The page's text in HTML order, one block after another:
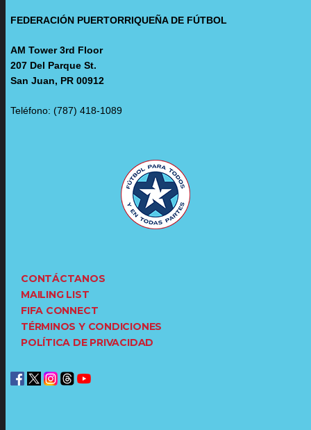
FEDERACIÓN PUERTORRIQUEÑA DE FÚTBOL
AM Tower 3rd Floor
207 Del Parque St.
San Juan, PR 00912
Teléfono: (787) 418-1089
CONTÁCTANOS
MAILING LIST
FIFA CONNECT
TÉRMINOS Y CONDICIONES
POLÍTICA DE PRIVACIDAD